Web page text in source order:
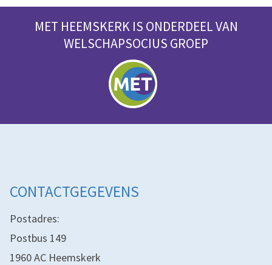
MET HEEMSKERK IS ONDERDEEL VAN
WELSCHAPSOCIUS GROEP
CONTACTGEGEVENS
Postadres:
Postbus 149
1960 AC Heemskerk